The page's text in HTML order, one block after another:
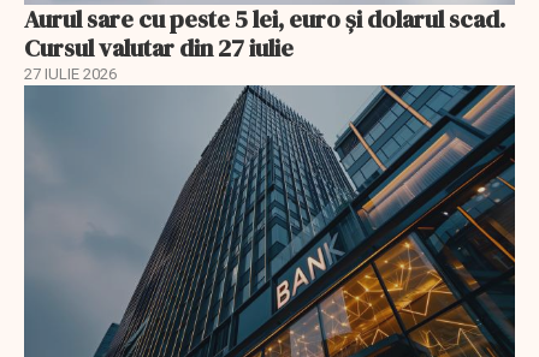
Aurul sare cu peste 5 lei, euro și dolarul scad.
Cursul valutar din 27 iulie
27 IULIE 2026